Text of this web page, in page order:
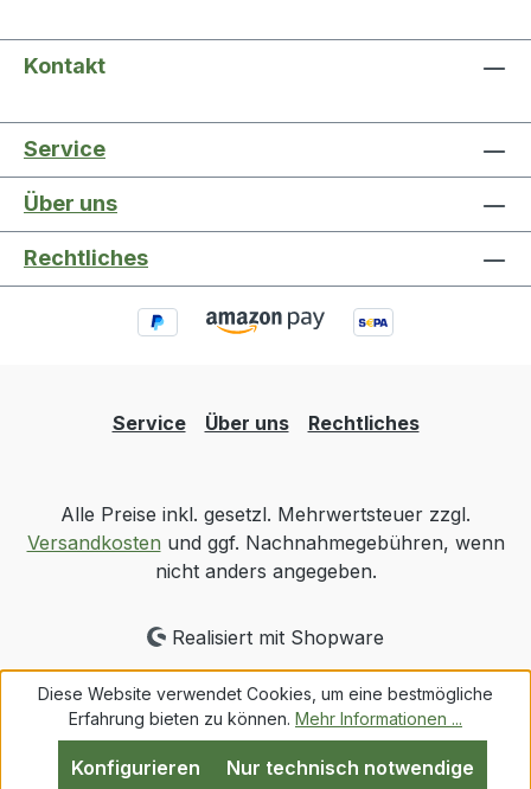
Kontakt
Service
Über uns
Rechtliches
Service Über uns Rechtliches
Alle Preise inkl. gesetzl. Mehrwertsteuer zzgl.
Versandkosten und ggf. Nachnahmegebühren, wenn
nicht anders angegeben.
Realisiert mit Shopware
Diese Website verwendet Cookies, um eine bestmögliche
Erfahrung bieten zu können. Mehr Informationen ...
Nur technisch notwendige
Konfigurieren